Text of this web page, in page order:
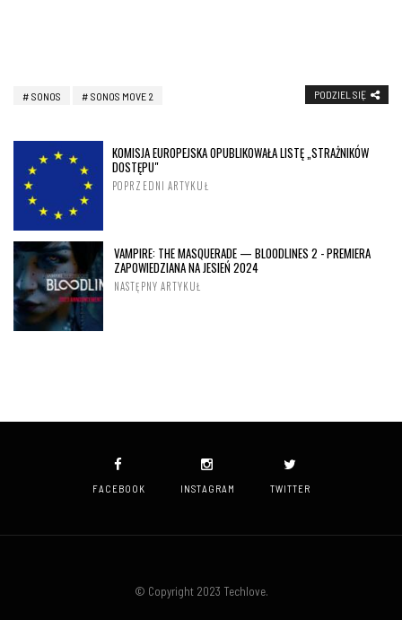
SONOS SONOS MOVE 2 PODZIEL SIĘ
KOMISJA EUROPEJSKA OPUBLIKOWAŁA LISTĘ „STRAŻNIKÓW
DOSTĘPU"
POPRZEDNI ARTYKUŁ
VAMPIRE: THE MASQUERADE — BLOODLINES 2 - PREMIERA
ZAPOWIEDZIANA NA JESIEŃ 2024
NASTĘPNY ARTYKUŁ
FACEBOOK INSTAGRAM TWITTER
© Copyright 2023 Techlove.